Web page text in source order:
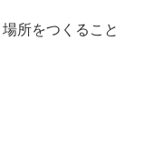
所をつくること